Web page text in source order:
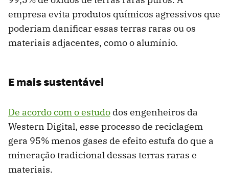
empresa evita produtos químicos agressivos que
poderiam danificar essas terras raras ou os
materiais adjacentes, como o alumínio.
E mais sustentável
De acordo com o estudo dos engenheiros da
Western Digital, esse processo de reciclagem
gera 95% menos gases de efeito estufa do que a
mineração tradicional dessas terras raras e
materiais.